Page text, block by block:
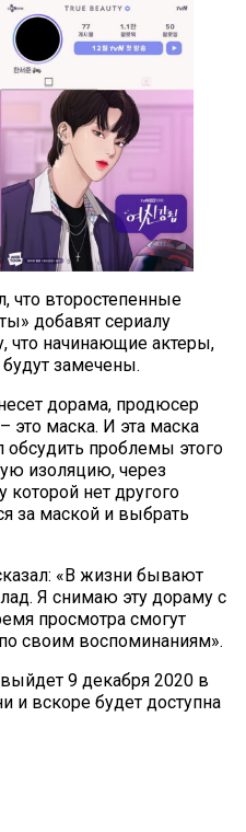
что второстепенные
добавят сериалу
что начинающие актеры,
замечены.
дорама, продюсер
это маска. И эта маска
обсудить проблемы этого
изоляцию, через
нет другого
за маской и выбрать
«В жизни бывают
Я снимаю эту дораму с
просмотра смогут
своим воспоминаниям».
9 декабря 2020 в
и вскоре будет доступна